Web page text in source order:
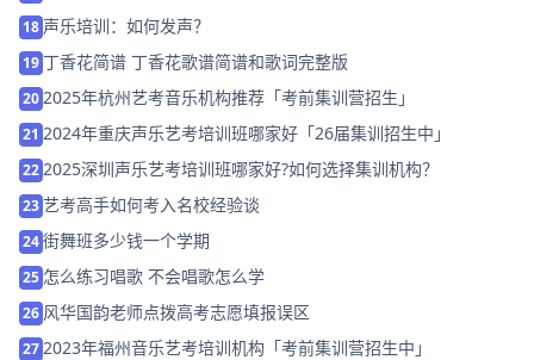
18 声乐培训：如何发声？
19丁香花简谱 丁香花歌谱简谱和歌词完整版
20 2025年杭州艺考音乐机构推荐「考前集训营招生」
21 2024年重庆声乐艺考培训班哪家好「26届集训招生中」
22 2025深圳声乐艺考培训班哪家好?如何选择集训机构？
23艺考高手如何考入名校经验谈
24街舞班多少钱一个学期
25 怎么练习唱歌 不会唱歌怎么学
26 风华国韵老师点拨高考志愿填报误区
27 2023年福州音乐艺考培训机构「考前集训营招生中」